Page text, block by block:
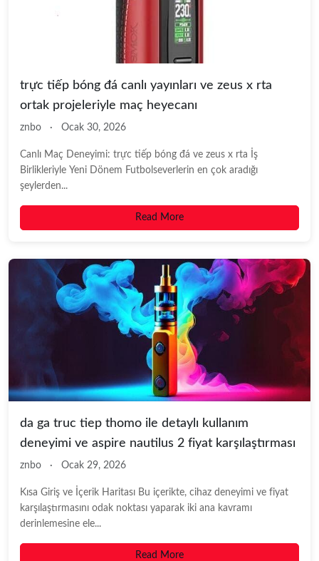
trực tiếp bóng đá canlı yayınları ve zeus x rta
ortak projeleriyle maç heyecanı
znbo · Ocak 30, 2026
Canlı Maç Deneyimi: trực tiếp bóng đá ve zeus x rta İş
Birlikleriyle Yeni Dönem Futbolseverlerin en çok aradığı
şeylerden...
Read More
da ga truc tiep thomo ile detaylı kullanım
deneyimi ve aspire nautilus 2 fiyat karşılaştırması
znbo · Ocak 29, 2026
Kısa Giriş ve İçerik Haritası Bu içerikte, cihaz deneyimi ve fiyat
karşılaştırmasını odak noktası yaparak iki ana kavramı
derinlemesine ele...
Read More